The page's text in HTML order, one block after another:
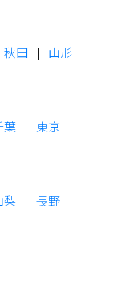
秋田
山形
葉
東京
梨
長野